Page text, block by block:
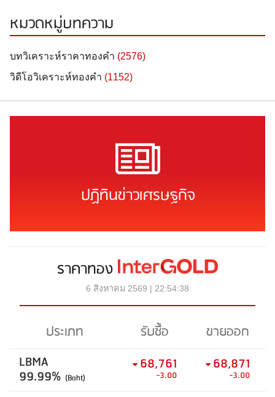
หมวดหมู่บทความ
บทวิเคราะห์ราคาทองคำ (2576)
วิดีโอวิเคราะห์ทองคำ (1152)
ปฏิทินข่าวเศรษฐกิจ
ราคาทอง
6 สิงหาคม 2569 | 22:54:38
ประเภท รับซื้อ
ขายออก
LBMA
99.99% (Baht)
68,761
-3.00
68,871
-3.00